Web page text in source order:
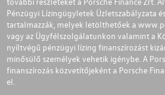
Pénzügyi Lízingügyletek Üzletszabályzata
tartalmazzák, melyek letölthetőek a
vagy az Ügyfélszolgálatunkon valamint a
nyíltvégű pénzügyi lízing finanszírozást
minősülő személyek vehetik igénybe. A
finanszírozás közvetítőjeként a Porsche
el.